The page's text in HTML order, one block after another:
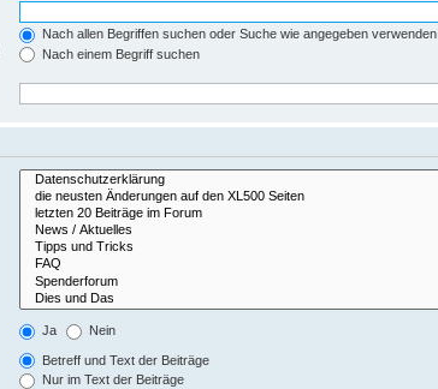
Nach allen Begriffen suchen oder Suche wie angegeben verwenden
Nach einem Begriff suchen
Ja Nein
Betreff und Text der Beiträge
Nur im Text der Beiträge